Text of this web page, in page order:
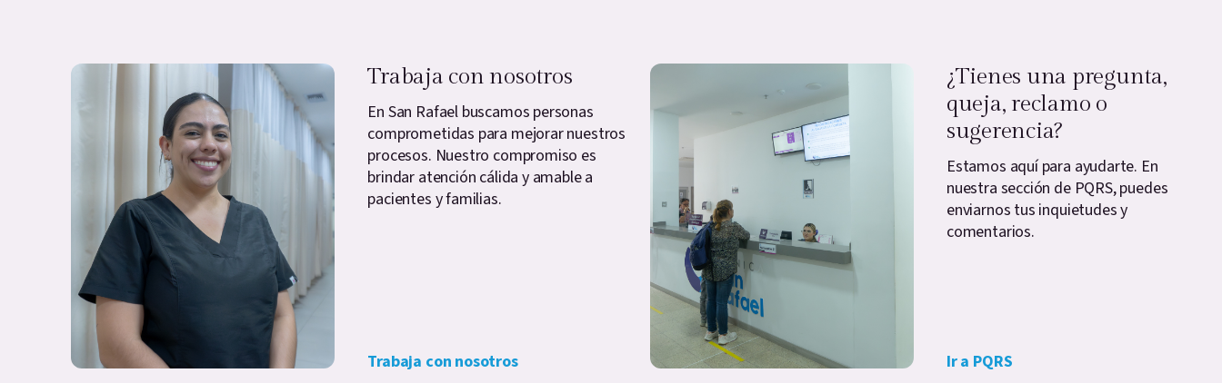
Trabaja con nosotros
En San Rafael buscamos personas
comprometidas para mejorar nuestros
procesos. Nuestro compromiso es
brindar atención cálida y amable a
pacientes y familias.
Trabaja con nosotros
¿Tienes una pregunta,
queja, reclamo o
sugerencia?
Estamos aquí para ayudarte. En
nuestra sección de PQRS, puedes
enviarnos tus inquietudes y
comentarios.
Ir a PQRS